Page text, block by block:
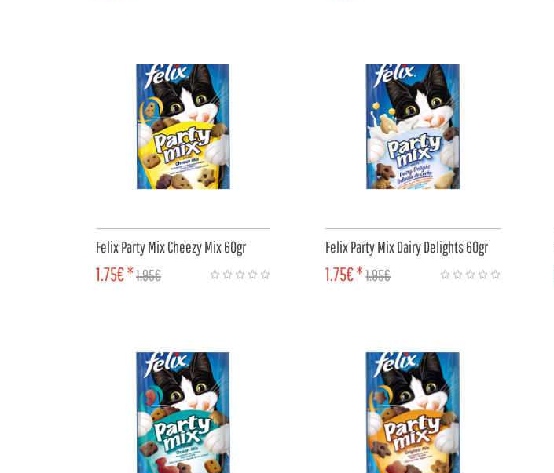
Felix Party Mix Cheezy Mix 60gr
1.75€ *1.95€
Felix Party Mix Dairy Delights 60gr
1.75€ *1.95€